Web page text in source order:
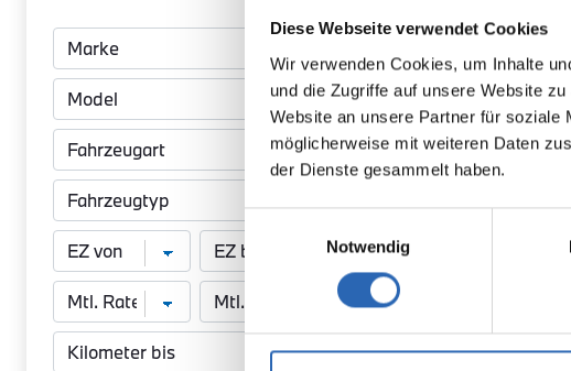
Diese Webseite verwendet Cookies
Wir verwenden Cookies, um Inhalte
und die Zugriffe auf unsere Website
Website an unsere Partner für soziale
möglicherweise mit weiteren Daten
der Dienste gesammelt haben.
Einwilligungsauswahl
Notwendig
Coupé D